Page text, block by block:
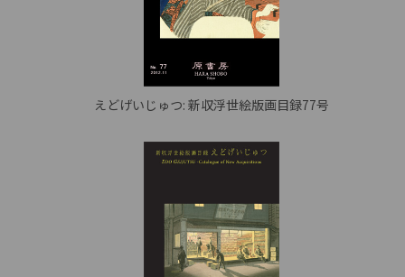
えどげいじゅつ: 新収浮世絵版画目録77号